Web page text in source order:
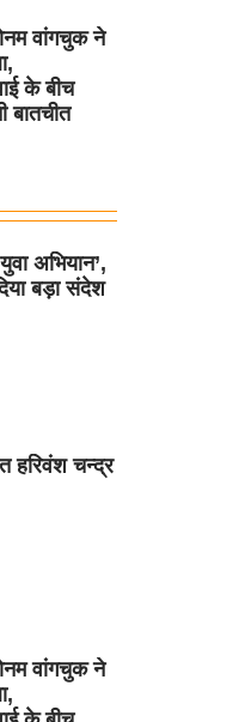
वांगचुक ने
के बीच
अभियान’,
बड़ा संदेश
हरिवंश चन्द्र
वांगचुक ने